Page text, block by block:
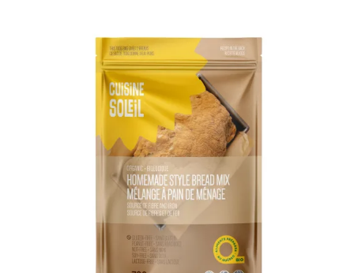
AJOUTER AU PANIER / DÉTAILS